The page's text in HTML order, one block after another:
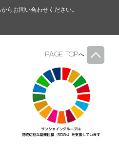
らお問い合わせください。
PAGE TOPへ